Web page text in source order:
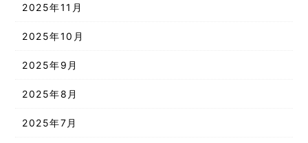
2025年11月
2025年10月
2025年9月
2025年8月
2025年7月